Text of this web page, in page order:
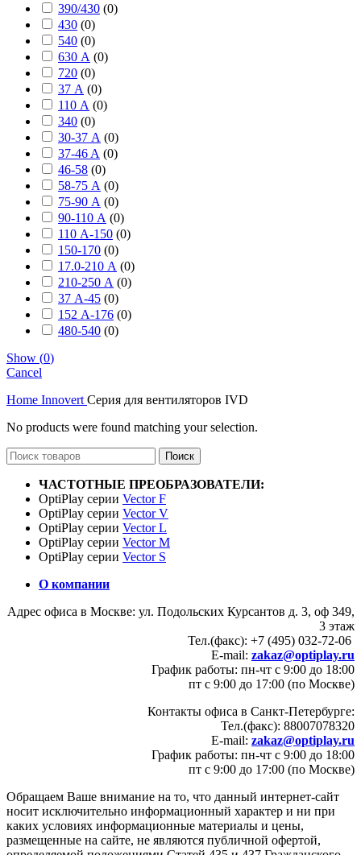
390/430 (0)
430 (0)
540 (0)
630 А (0)
720 (0)
37 А (0)
110 А (0)
340 (0)
30-37 А (0)
37-46 A (0)
46-58 (0)
58-75 А (0)
75-90 А (0)
90-110 А (0)
110 А-150 (0)
150-170 (0)
17.0-210 А (0)
210-250 А (0)
37 А-45 (0)
152 А-176 (0)
480-540 (0)
Show (0)
Cancel
Home Innovert Серия для вентиляторов IVD
No products were found matching your selection.
Поиск
ЧАСТОТНЫЕ ПРЕОБРАЗОВАТЕЛИ:
OptiPlay серии Vector F
OptiPlay серии Vector V
OptiPlay серии Vector L
OptiPlay серии Vector M
OptiPlay серии Vector S
О компании
Адрес офиса в Москве: ул. Подольских Курсантов д. 3, оф 349,
3 этаж
Тел.(факс): +7 (495) 032-72-06
E-mail: zakaz@optiplay.ru
График работы: пн-чт с 9:00 до 18:00
пт с 9:00 до 17:00 (по Москве)
Контакты офиса в Санкт-Петербурге:
Тел.(факс): 88007078320
E-mail: zakaz@optiplay.ru
График работы: пн-чт с 9:00 до 18:00
пт с 9:00 до 17:00 (по Москве)
Обращаем Ваше внимание на то, что данный интернет-сайт
носит исключительно информационный характер и ни при
каких условиях информационные материалы и цены,
размещенные на сайте, не являются публичной офертой,